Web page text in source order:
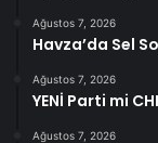
Ağustos 7, 2026
Havza’da Sel
Ağustos 7, 2026
YENİ Parti mi
Ağustos 7, 2026